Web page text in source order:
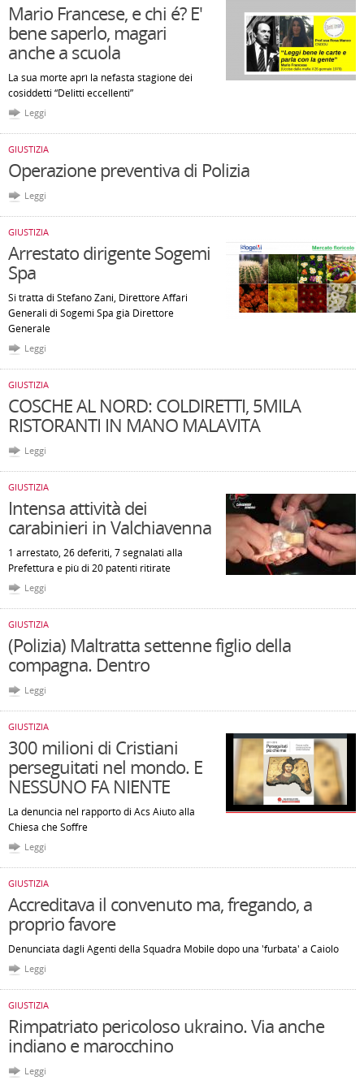
Mario Francese, e chi é? E'
bene saperlo, magari
anche a scuola
La sua morte aprì la nefasta stagione dei
cosiddetti “Delitti eccellenti”
Leggi
GIUSTIZIA
Operazione preventiva di Polizia
Leggi
GIUSTIZIA
Arrestato dirigente Sogemi
Spa
Si tratta di Stefano Zani, Direttore Affari
Generali di Sogemi Spa già Direttore
Generale
Leggi
GIUSTIZIA
COSCHE AL NORD: COLDIRETTI, 5MILA
RISTORANTI IN MANO MALAVITA
Leggi
GIUSTIZIA
Intensa attività dei
carabinieri in Valchiavenna
1 arrestato, 26 deferiti, 7 segnalati alla
Prefettura e più di 20 patenti ritirate
Leggi
GIUSTIZIA
(Polizia) Maltratta settenne figlio della
compagna. Dentro
Leggi
GIUSTIZIA
300 milioni di Cristiani
perseguitati nel mondo. E
NESSUNO FA NIENTE
La denuncia nel rapporto di Acs Aiuto alla
Chiesa che Soffre
Leggi
GIUSTIZIA
Accreditava il convenuto ma, fregando, a
proprio favore
Denunciata dagli Agenti della Squadra Mobile dopo una 'furbata' a Caiolo
Leggi
GIUSTIZIA
Rimpatriato pericoloso ukraino. Via anche
indiano e marocchino
Leggi